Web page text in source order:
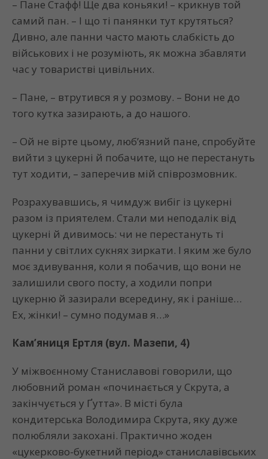
– Пане Стафф! Ще два коньяки! – крикнув той
самий пан. – І що ті панянки тут крутяться?
Дивно, але панни часто мають слабкість до
військових і не розуміють, як можна збавляти
час у товаристві цивільних.
– Пане, – втрутився я у розмову. – Вони не до
того кутка зазирають, а до нашого.
– Ой не вірте цьому, люб’язний пане, спробуйте
вийти з цукерні й побачите, що не перестануть
тут ходити, – заперечив мій співрозмовник.
Розрахувавшись, я чимдуж вибіг із цукерні
разом із приятелем. Стали ми неподалік від
цукерні й дивимось: чи не перестануть ті
панни у світлих сукнях зиркати. І яким же було
моє здивування, коли я побачив, що вони не
залишили свого посту, а ходили попри
цукерню й зазирали всередину, як і раніше…
Ех, жінки! – сумно подумав я…»
Кам’яниця Ертля (вул. Мазепи, 4)
У міжвоєнному Станиславові говорили, що
любовний роман «починається у Скрута, а
закінчується у Ґутта». В місті була
кондитерська Володимира Скрута, яку дуже
полюбляли закохані. Практично жоден
«цукерково-букетний період» станиславівських